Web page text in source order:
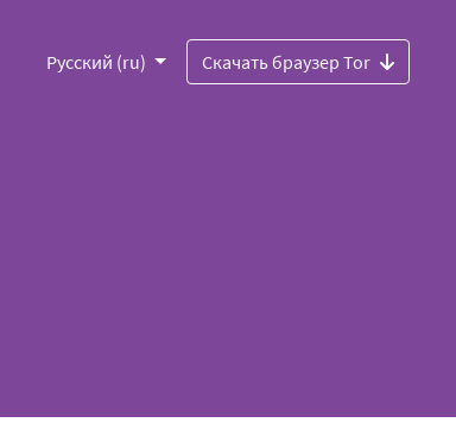
Русский (ru) Скачать браузер Tor